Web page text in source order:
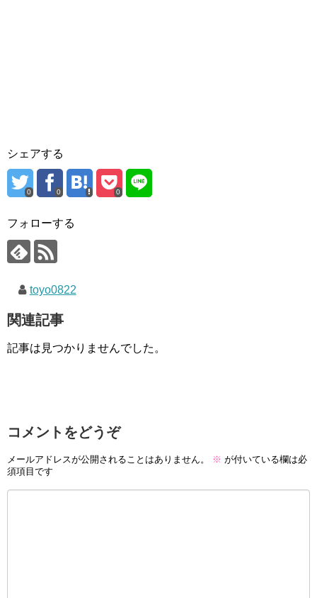
シェアする
0 0 0
フォローする
toyo0822
関連記事
記事は見つかりませんでした。
コメントをどうぞ
メールアドレスが公開されることはありません。 ※ が付いている欄は必
須項目です